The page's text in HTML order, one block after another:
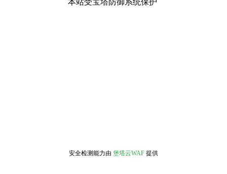
安全检测能力由 堡塔云WAF 提供